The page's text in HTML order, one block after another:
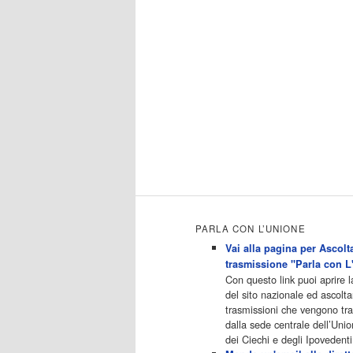
programmiTv - LA 7 4
Dicembre 2022
Programmi 06:00 - Tg
La7/meteo/oroscopo/traffico06:5
5 - Movie Flash07:00 - Omnibus
? Rassegna stampa07:30 - Tg
La707:50 - Omnibus09:50 -
Coffee Break11:00 - L?aria che
PARLA CON L’UNIONE
Vai alla pagina per
trasmissione "Parla con
Con questo link puoi aprire
del sito nazionale ed
trasmissioni che vengono
dalla sede centrale
dei Ciechi e degli